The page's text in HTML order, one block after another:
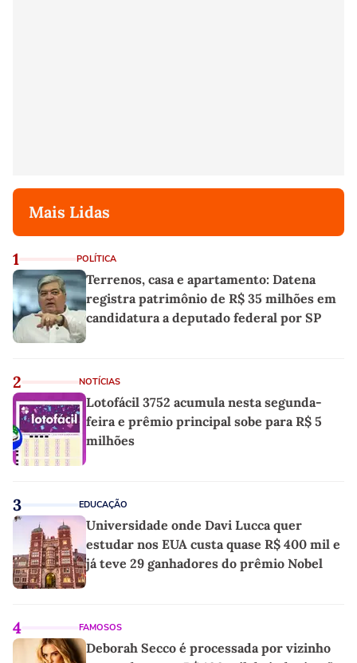
Mais Lidas
1 POLÍTICA
Terrenos, casa e apartamento: Datena
registra patrimônio de R$ 35 milhões em
candidatura a deputado federal por SP
2 NOTÍCIAS
Lotofácil 3752 acumula nesta segunda-
feira e prêmio principal sobe para R$ 5
milhões
3 EDUCAÇÃO
Universidade onde Davi Lucca quer
estudar nos EUA custa quase R$ 400 mil e
já teve 29 ganhadores do prêmio Nobel
4 FAMOSOS
Deborah Secco é processada por vizinho